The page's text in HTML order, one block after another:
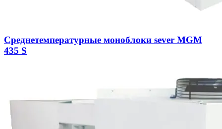
Среднетемпературные моноблоки sever MGM
435 S